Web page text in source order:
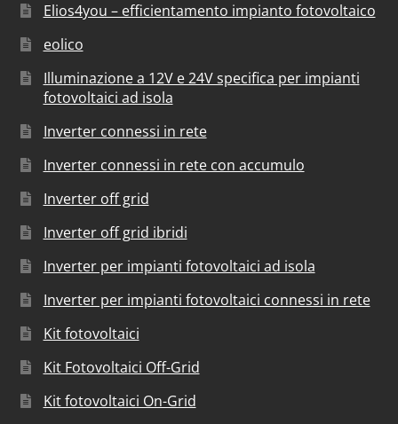
Elios4you – efficientamento impianto fotovoltaico
eolico
Illuminazione a 12V e 24V specifica per impianti
fotovoltaici ad isola
Inverter connessi in rete
Inverter connessi in rete con accumulo
Inverter off grid
Inverter off grid ibridi
Inverter per impianti fotovoltaici ad isola
Inverter per impianti fotovoltaici connessi in rete
Kit fotovoltaici
Kit Fotovoltaici Off-Grid
Kit fotovoltaici On-Grid